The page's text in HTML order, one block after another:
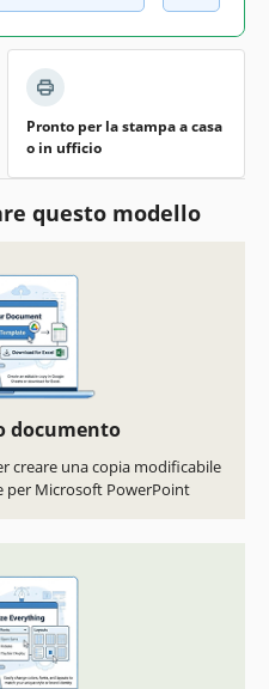
Pronto per la stampa a casa
o in ufficio
questo modello
documento
creare una copia modificabile
per Microsoft PowerPoint